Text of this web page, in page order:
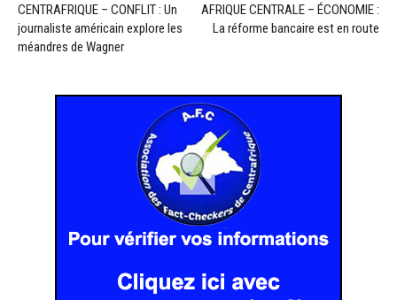
CENTRAFRIQUE – CONFLIT : Un
journaliste américain explore les
méandres de Wagner
AFRIQUE CENTRALE – ÉCONOMIE :
La réforme bancaire est en route